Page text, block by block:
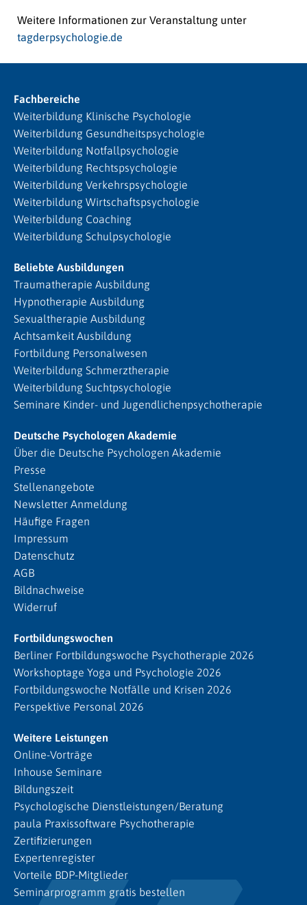
Weitere Informationen zur Veranstaltung unter
tagderpsychologie.de
Fachbereiche
Weiterbildung Klinische Psychologie
Weiterbildung Gesundheitspsychologie
Weiterbildung Notfallpsychologie
Weiterbildung Rechtspsychologie
Weiterbildung Verkehrspsychologie
Weiterbildung Wirtschaftspsychologie
Weiterbildung Coaching
Weiterbildung Schulpsychologie
Beliebte Ausbildungen
Traumatherapie Ausbildung
Hypnotherapie Ausbildung
Sexualtherapie Ausbildung
Achtsamkeit Ausbildung
Fortbildung Personalwesen
Weiterbildung Schmerztherapie
Weiterbildung Suchtpsychologie
Seminare Kinder- und Jugendlichenpsychotherapie
Deutsche Psychologen Akademie
Über die Deutsche Psychologen Akademie
Presse
Stellenangebote
Newsletter Anmeldung
Häufige Fragen
Impressum
Datenschutz
AGB
Bildnachweise
Widerruf
Fortbildungswochen
Berliner Fortbildungswoche Psychotherapie 2026
Workshoptage Yoga und Psychologie 2026
Fortbildungswoche Notfälle und Krisen 2026
Perspektive Personal 2026
Weitere Leistungen
Online-Vorträge
Inhouse Seminare
Bildungszeit
Psychologische Dienstleistungen/Beratung
paula Praxissoftware Psychotherapie
Zertifizierungen
Expertenregister
Vorteile BDP-Mitglieder
Seminarprogramm gratis bestellen